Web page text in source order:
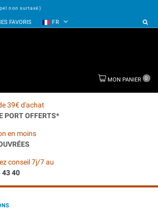
non surtaxé)
FAVORIS FR
MON PANIER 0
39€ d'achat
PORT OFFERTS*
en moins
conseil 7j/7 au
43 40